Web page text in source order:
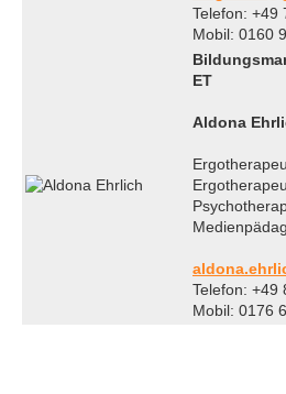
Telefon: +49
Mobil: 0160
ET
Aldona
Telefon: +49
Mobil: 0176